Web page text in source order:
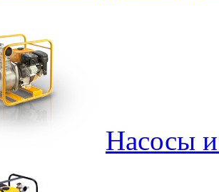
Насосы